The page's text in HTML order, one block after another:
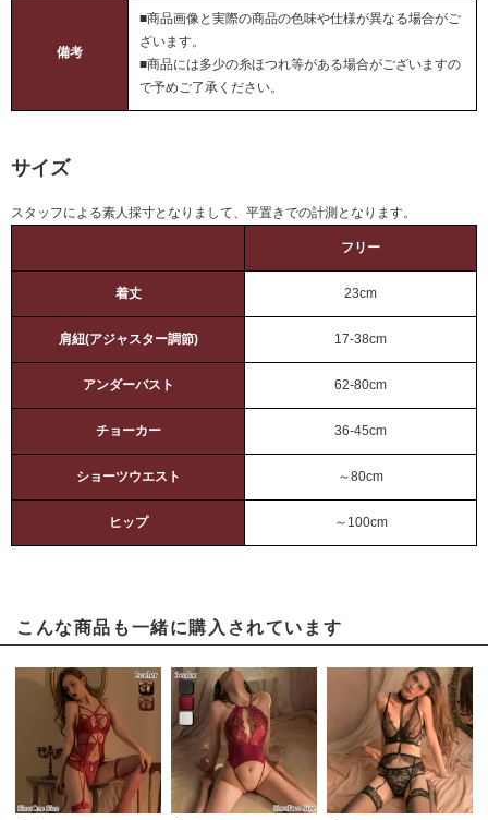
備考
■商品画像と実際の商品の色味や仕様が異なる場合がご
ざいます。
■商品には多少の糸ほつれ等がある場合がございますの
で予めご了承ください。
サイズ
スタッフによる素人採寸となりまして、平置きでの計測となります。
フリー
着丈 23cm
肩紐(アジャスター調節) 17-38cm
アンダーバスト 62-80cm
チョーカー 36-45cm
ショーツウエスト ～80cm
ヒップ ～100cm
こんな商品も一緒に購入されています